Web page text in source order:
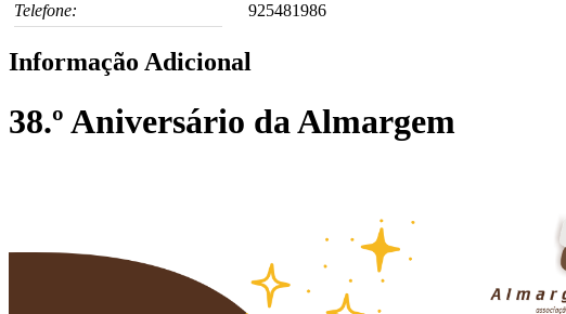
Telefone:
925481986
Informação Adicional
38.º Aniversário da Almargem